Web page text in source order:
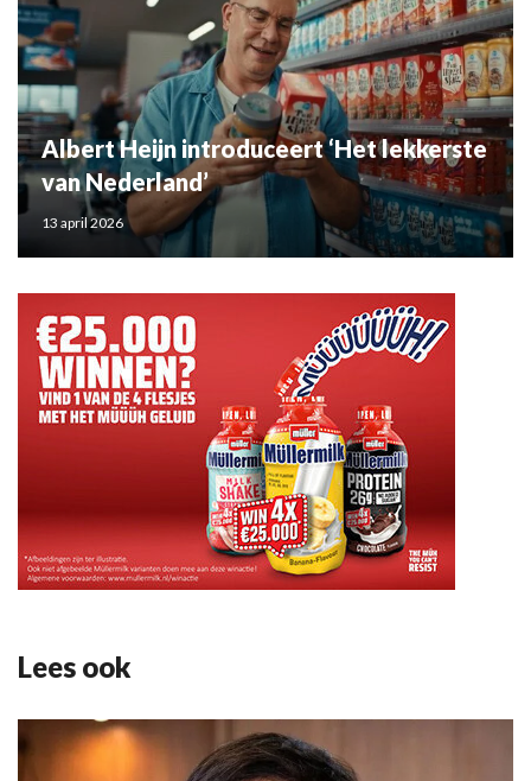
Albert Heijn introduceert ‘Het lekkerste
van Nederland’
13 april 2026
Lees ook